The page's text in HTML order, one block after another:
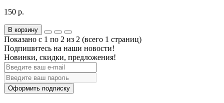
150 р.
В корзину
Показано с 1 по 2 из 2 (всего 1 страниц)
Подпишитесь на наши новости!
Новинки, скидки, предложения!
Оформить подписку